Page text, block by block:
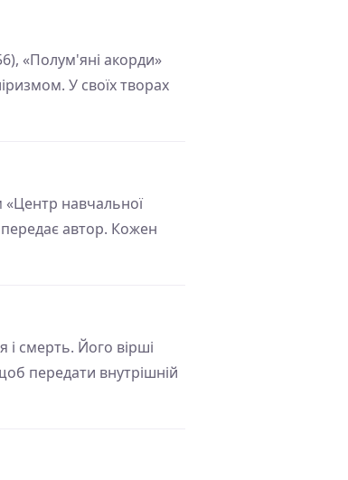
«Полум'яні акорди»
У своїх творах
«Центр навчальної
передає автор. Кожен
і смерть. Його вірші
передати внутрішній